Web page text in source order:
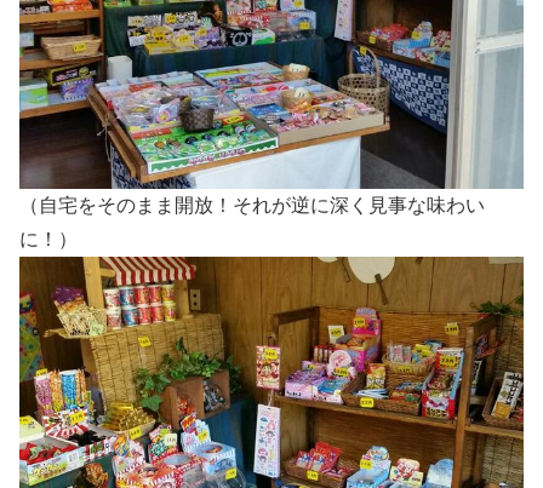
（自宅をそのまま開放！それが逆に深く見事な味わい
に！）